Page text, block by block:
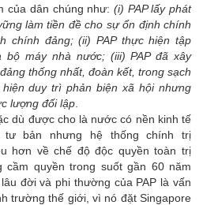
của dân chúng như: (i) PAP lấy phát
làm tiền đề cho sự ổn định chính
chính đảng; (ii) PAP thực hiện tập
bộ máy nhà nước; (iii) PAP đã xây
thống nhất, đoàn kết, trong sạch
duy trì phản biện xã hội nhưng
lượng đối lập
dù được cho là nước có nền kinh tế
bản nhưng hệ thống chính trị
hơn về chế độ độc quyền toàn trị
cầm quyền trong suốt gần 60 năm
đời và phi thường của PAP là vấn
trường thế giới, vì nó đặt Singapore